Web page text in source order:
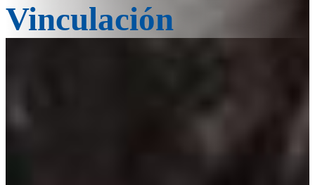
Vinculación